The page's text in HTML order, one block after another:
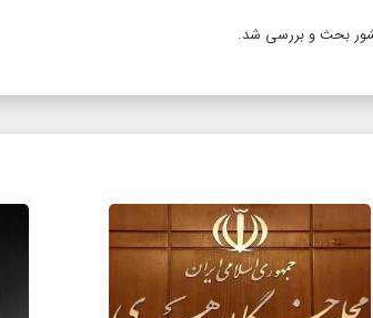
بحث و بررسی شد.